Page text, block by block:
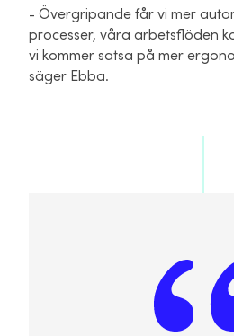
- Övergripande får vi mer
processer, våra arbetsflöden
vi kommer satsa på mer
säger Ebba.